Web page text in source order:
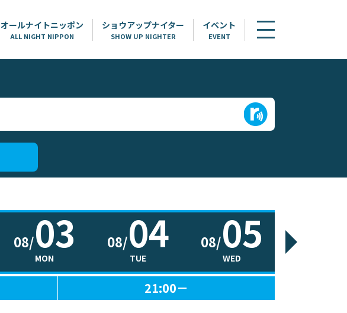
オールナイトニッポン
ALL NIGHT NIPPON
ショウアップナイター
SHOW UP NIGHTER
イベント
EVENT
08/03
MON
08/04
TUE
08/05
WED
08/
21:00－